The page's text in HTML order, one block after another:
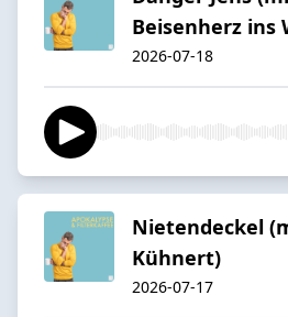
Beisenherz ins
2026-07-18
Nietendeckel
Kühnert)
2026-07-17